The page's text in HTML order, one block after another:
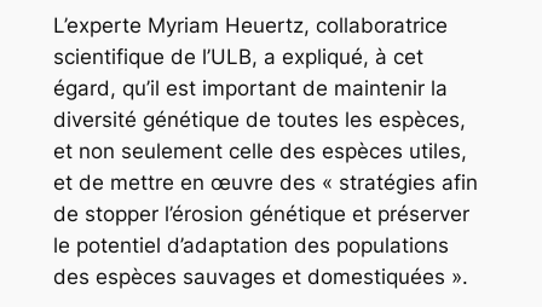
L’experte Myriam Heuertz, collaboratrice
scientifique de l’ULB, a expliqué, à cet
égard, qu’il est important de maintenir la
diversité génétique de toutes les espèces,
et non seulement celle des espèces utiles,
et de mettre en œuvre des « stratégies afin
de stopper l’érosion génétique et préserver
le potentiel d’adaptation des populations
des espèces sauvages et domestiquées ».